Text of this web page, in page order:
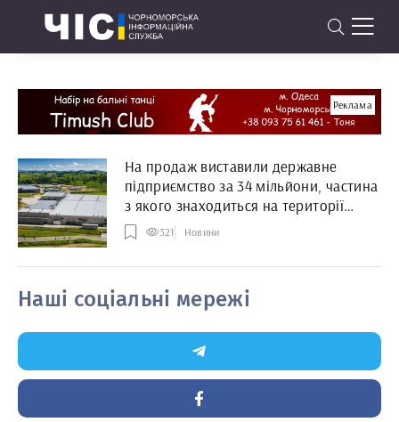
Реклама
На продаж виставили державне
підприємство за 34 мільйони, частина
з якого знаходиться на території
Чорноморської громади
321 Новини
Наші соціальні мережі